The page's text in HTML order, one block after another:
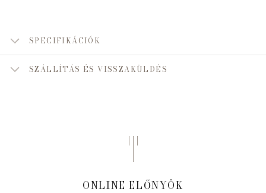
SPECIFIKÁCIÓK
SZÁLLÍTÁS ÉS VISSZAKÜLDÉS
ONLINE ELŐNYÖK